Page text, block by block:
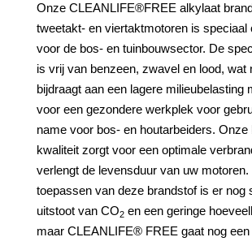
Onze CLEANLIFE®FREE alkylaat
tweetakt- en viertaktmotoren is speciaal
voor de bos- en tuinbouwsector. De
is vrij van benzeen, zwavel en lood, wat
bijdraagt aan een lagere milieubelasting
voor een gezondere werkplek voor
name voor bos- en houtarbeiders. Onze
kwaliteit zorgt voor een optimale
verlengt de levensduur van uw motoren.
toepassen van deze brandstof is er nog
uitstoot van CO2 en een geringe
maar CLEANLIFE® FREE gaat nog een